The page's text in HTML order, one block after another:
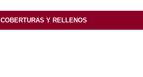
COBERTURAS Y RELLENOS